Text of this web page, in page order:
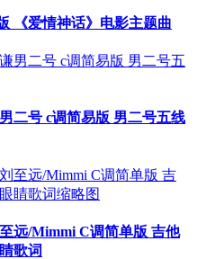
《爱情神话》电影主题曲
二号 c调简易版 男二号五线
远/Mimmi C调简单版 吉他
歌词